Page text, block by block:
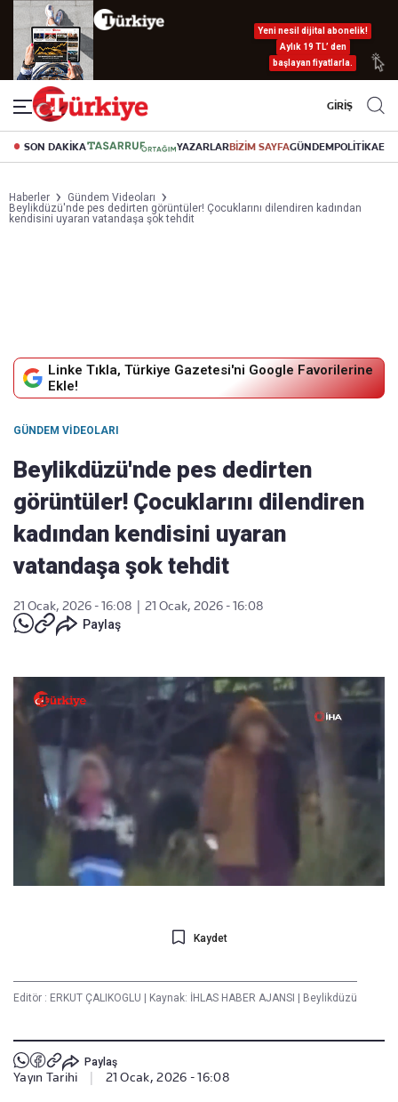
Yeni nesil dijital abonelik!
Aylık 19 TL’ den
başlayan fiyatlarla.
GİRİŞ
SON DAKİKA YAZARLARBİZİM SAYFAGÜNDEMPOLİTİKA
Haberler
Gündem Videoları
Beylikdüzü'nde pes dedirten görüntüler! Çocuklarını dilendiren kadından
kendisini uyaran vatandaşa şok tehdit
Linke Tıkla, Türkiye Gazetesi'ni Google Favorilerine
Ekle!
GÜNDEM VIDEOLARI
Beylikdüzü'nde pes dedirten
görüntüler! Çocuklarını dilendiren
kadından kendisini uyaran
vatandaşa şok tehdit
21 Ocak, 2026 - 16:08
21 Ocak, 2026 - 16:08
Paylaş
Kaydet
Editör : ERKUT ÇALIKOGLU Kaynak: İHLAS HABER AJANSI Beylikdüzü
Paylaş
Yayın Tarihi 21 Ocak, 2026 - 16:08